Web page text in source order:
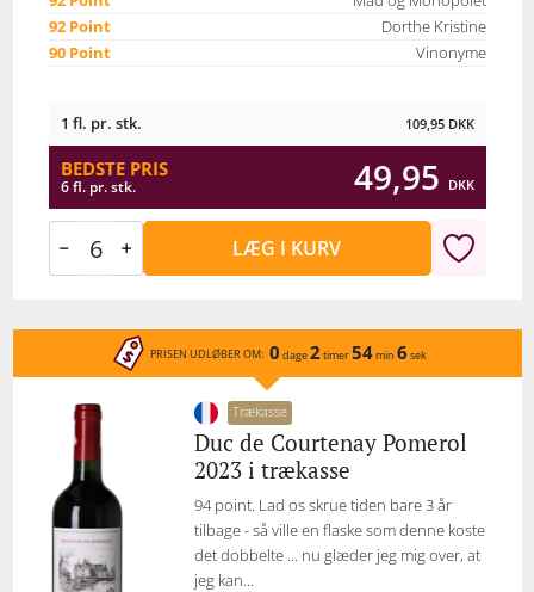
92 Point
Dorthe Kristine
90 Point
Vinonyme
1 fl. pr. stk. 109,95 DKK
BEDSTE PRIS
6 fl. pr. stk. 49,95 DKK
LÆG I KURV
PRISEN UDLØBER OM: 0 dage2 timer54min 6 sek
Trækasse
Duc de Courtenay Pomerol
2023 i trækasse
94 point. Lad os skrue tiden bare 3 år
tilbage - så ville en flaske som denne koste
det dobbelte ... nu glæder jeg mig over, at
jeg kan...